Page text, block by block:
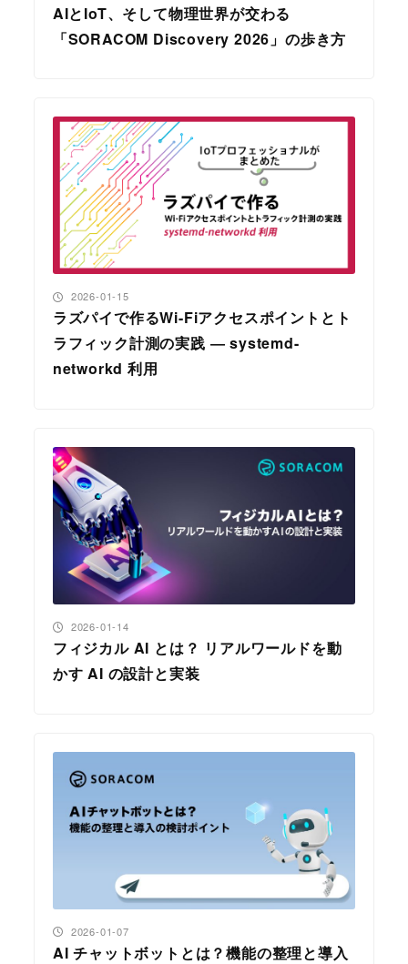
AIとIoT、そして物理世界が交わる
「SORACOM Discovery 2026」の歩き方
ラズパイで作るWi-Fiアクセスポイントとト
ラフィック計測の実践 ― systemd-
networkd 利用
投稿日
2026-01-15
フィジカル AI とは？ リアルワールドを動
かす AI の設計と実装
投稿日
2026-01-14
AI チャットボットとは？機能の整理と導入
投稿日
2026-01-07